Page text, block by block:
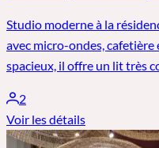
Studio moderne à la
avec micro-ondes, cafetière
spacieux, il offre un lit très
2
Voir les détails